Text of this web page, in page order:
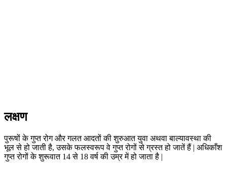
लक्षण
पुरूषों के गुप्त रोग और गलत आदतों की शुरुआत युवा अथवा बाल्यावस्था की
भूल से हो जाती है, उसके फलस्वरूप वे गुप्त रोगों से ग्रस्त हो जातें हैं | अधिकाँश
गुप्त रोगों के शुरूवात 14 से 18 वर्ष की उम्र में हो जाता है |